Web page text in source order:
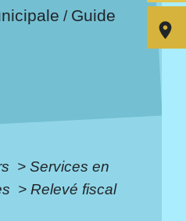
/ Guide
> Services en
> Relevé fiscal
room